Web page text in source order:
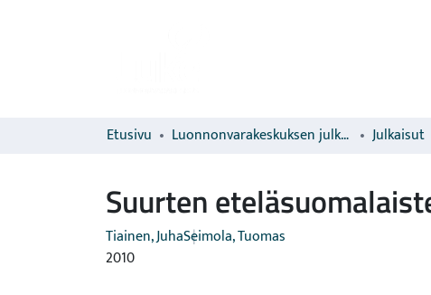
Etusivu Luonnonvarakeskuksen julkaisut Julkaisut
Suurten
Tiainen, JuhaSeimola, Tuomas
2010